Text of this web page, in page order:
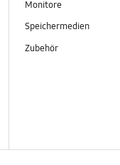
Monitore
Speichermedien
Zubehör